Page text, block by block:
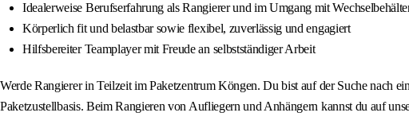
Idealerweise Berufserfahrung als Rangierer und im Umgang mit
Körperlich fit und belastbar sowie flexibel, zuverlässig und engagiert
Hilfsbereiter Teamplayer mit Freude an selbstständiger Arbeit
Werde Rangierer in Teilzeit im Paketzentrum Köngen. Du bist auf der Suche nach
Paketzustellbasis. Beim Rangieren von Aufliegern und Anhängern kannst du auf